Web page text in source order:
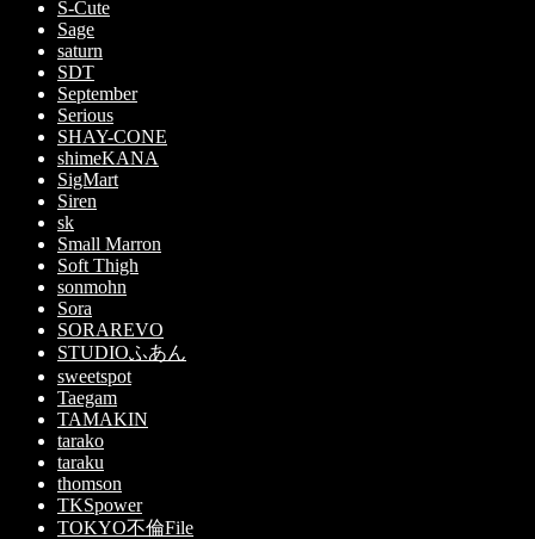
S-Cute
Sage
saturn
SDT
September
Serious
SHAY-CONE
shimeKANA
SigMart
Siren
sk
Small Marron
Soft Thigh
sonmohn
Sora
SORAREVO
STUDIOふあん
sweetspot
Taegam
TAMAKIN
tarako
taraku
thomson
TKSpower
TOKYO不倫File